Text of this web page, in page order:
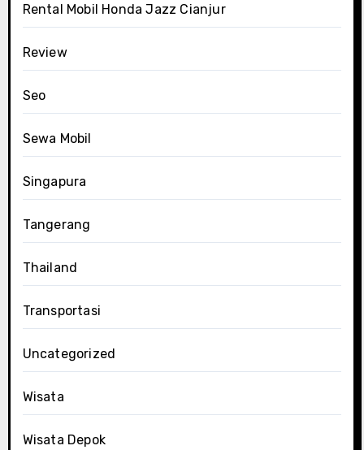
Rental Mobil Honda Jazz Cianjur
Review
Seo
Sewa Mobil
Singapura
Tangerang
Thailand
Transportasi
Uncategorized
Wisata
Wisata Depok